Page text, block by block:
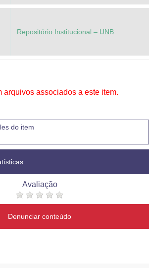
Repositório Institucional – UNB
arquivos associados a este item.
do item
Avaliação
Denunciar conteúdo